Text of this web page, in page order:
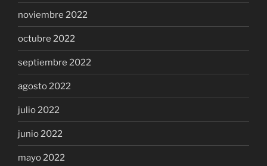
noviembre 2022
octubre 2022
septiembre 2022
agosto 2022
julio 2022
junio 2022
mayo 2022